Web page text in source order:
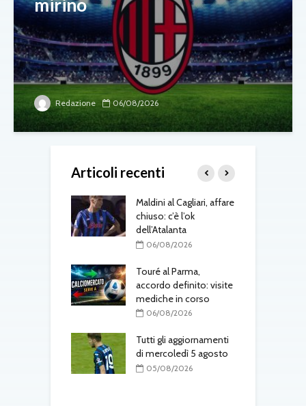
mirino
Redazione 06/08/2026
Articoli recenti
Maldini al Cagliari, affare
chiuso: c’è l’ok
dell’Atalanta
06/08/2026
Touré al Parma,
accordo definito: visite
mediche in corso
06/08/2026
Tutti gli aggiornamenti
di mercoledì 5 agosto
05/08/2026